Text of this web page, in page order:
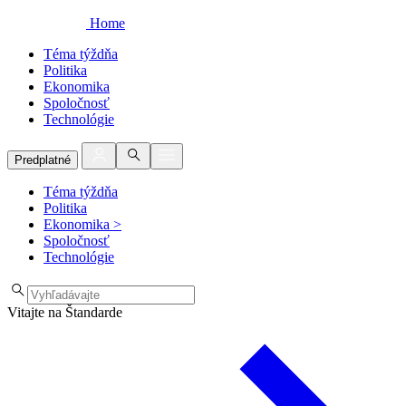
Home
Téma týždňa
Politika
Ekonomika
Spoločnosť
Technológie
Predplatné
Téma týždňa
Politika
Ekonomika >
Spoločnosť
Technológie
Vitajte na Štandarde